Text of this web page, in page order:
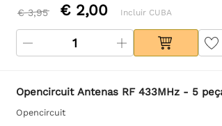
€ 3,95 € 2,00 Incluir CUBA
Opencircuit Antenas RF 433MHz - 5
Opencircuit